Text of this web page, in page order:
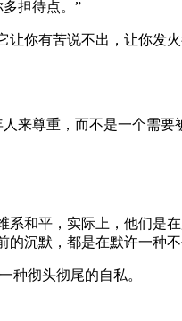
担待点。”
让你有苦说不出，让你发
来尊重，而不是一个需要
系和平，实际上，他们是
沉默，都是在默许一种不
种彻头彻尾的自私。